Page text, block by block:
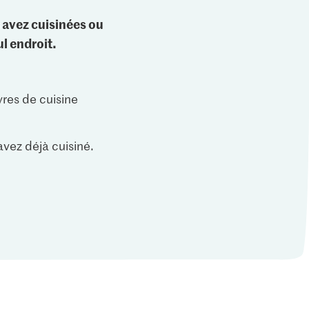
cuisinées ou
endroit.
de cuisine
déjà cuisiné.